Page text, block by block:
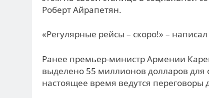
Роберт Айрапетян.
«Регулярные рейсы – скоро!» –
Ранее премьер-министр Армении
выделено 55 миллионов долларов для
настоящее время ведутся переговоры